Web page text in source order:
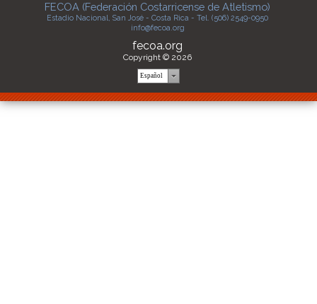
FECOA (Federación Costarricense de Atletismo)
Estadio Nacional, San José - Costa Rica - Tel. (506) 2549-0950
info@fecoa.org
fecoa.org
Copyright © 2026